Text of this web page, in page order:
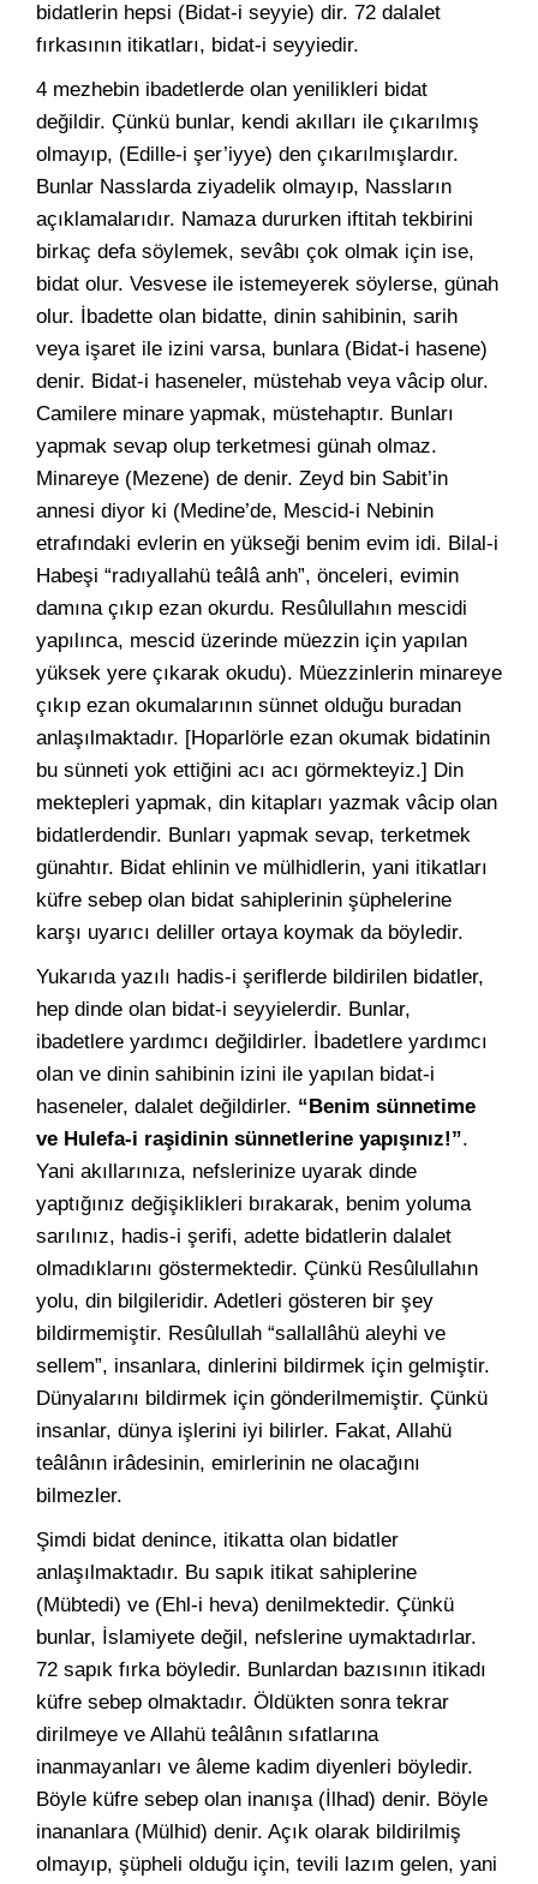
bidatlerin hepsi (Bidat-i seyyie) dir. 72 dalalet
fırkasının itikatları, bidat-i seyyiedir.
4 mezhebin ibadetlerde olan yenilikleri bidat
değildir. Çünkü bunlar, kendi akılları ile çıkarılmış
olmayıp, (Edille-i şer’iyye) den çıkarılmışlardır.
Bunlar Nasslarda ziyadelik olmayıp, Nassların
açıklamalarıdır. Namaza dururken iftitah tekbirini
birkaç defa söylemek, sevâbı çok olmak için ise,
bidat olur. Vesvese ile istemeyerek söylerse, günah
olur. İbadette olan bidatte, dinin sahibinin, sarih
veya işaret ile izini varsa, bunlara (Bidat-i hasene)
denir. Bidat-i haseneler, müstehab veya vâcip olur.
Camilere minare yapmak, müstehaptır. Bunları
yapmak sevap olup terketmesi günah olmaz.
Minareye (Mezene) de denir. Zeyd bin Sabit’in
annesi diyor ki (Medine’de, Mescid-i Nebinin
etrafındaki evlerin en yükseği benim evim idi. Bilal-i
Habeşi “radıyallahü teâlâ anh”, önceleri, evimin
damına çıkıp ezan okurdu. Resûlullahın mescidi
yapılınca, mescid üzerinde müezzin için yapılan
yüksek yere çıkarak okudu). Müezzinlerin minareye
çıkıp ezan okumalarının sünnet olduğu buradan
anlaşılmaktadır. [Hoparlörle ezan okumak bidatinin
bu sünneti yok ettiğini acı acı görmekteyiz.] Din
mektepleri yapmak, din kitapları yazmak vâcip olan
bidatlerdendir. Bunları yapmak sevap, terketmek
günahtır. Bidat ehlinin ve mülhidlerin, yani itikatları
küfre sebep olan bidat sahiplerinin şüphelerine
karşı uyarıcı deliller ortaya koymak da böyledir.
Yukarıda yazılı hadis-i şeriflerde bildirilen bidatler,
hep dinde olan bidat-i seyyielerdir. Bunlar,
ibadetlere yardımcı değildirler. İbadetlere yardımcı
olan ve dinin sahibinin izini ile yapılan bidat-i
haseneler, dalalet değildirler. “Benim sünnetime
ve Hulefa-i raşidinin sünnetlerine yapışınız!”.
Yani akıllarınıza, nefslerinize uyarak dinde
yaptığınız değişiklikleri bırakarak, benim yoluma
sarılınız, hadis-i şerifi, adette bidatlerin dalalet
olmadıklarını göstermektedir. Çünkü Resûlullahın
yolu, din bilgileridir. Adetleri gösteren bir şey
bildirmemiştir. Resûlullah “sallallâhü aleyhi ve
sellem”, insanlara, dinlerini bildirmek için gelmiştir.
Dünyalarını bildirmek için gönderilmemiştir. Çünkü
insanlar, dünya işlerini iyi bilirler. Fakat, Allahü
teâlânın irâdesinin, emirlerinin ne olacağını
bilmezler.
Şimdi bidat denince, itikatta olan bidatler
anlaşılmaktadır. Bu sapık itikat sahiplerine
(Mübtedi) ve (Ehl-i heva) denilmektedir. Çünkü
bunlar, İslamiyete değil, nefslerine uymaktadırlar.
72 sapık fırka böyledir. Bunlardan bazısının itikadı
küfre sebep olmaktadır. Öldükten sonra tekrar
dirilmeye ve Allahü teâlânın sıfatlarına
inanmayanları ve âleme kadim diyenleri böyledir.
Böyle küfre sebep olan inanışa (İlhad) denir. Böyle
inananlara (Mülhid) denir. Açık olarak bildirilmiş
olmayıp, şüpheli olduğu için, tevili lazım gelen, yani